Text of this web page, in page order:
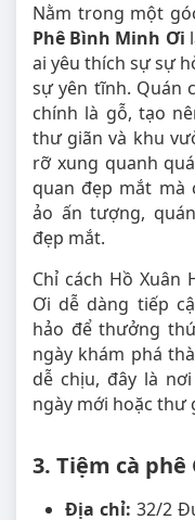
Nằm trong một
Phê Bình Minh Ơi
ai yêu thích sự sự
sự yên tĩnh. Quán
chính là gỗ, tạo
thư giãn và khu
rỡ xung quanh
quan đẹp mắt mà
ảo ấn tượng,
đẹp mắt.
Chỉ cách Hồ Xuân
Ơi dễ dàng tiếp
hảo để thưởng
ngày khám phá
dễ chịu, đây là
ngày mới hoặc thư
3. Tiệm cà phê
Địa chỉ: 32/2